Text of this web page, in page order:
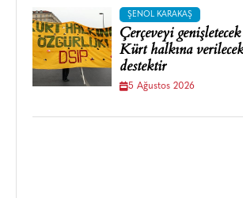
ŞENOL KARAKAŞ
Çerçeveyi
Kürt halkına verilecek
destektir
5 Ağustos 2026